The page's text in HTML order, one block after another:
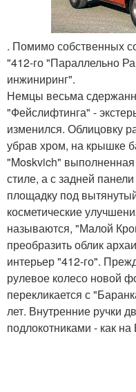
. Помимо собственных
"412-го "Параллельно
инжиниринг".
Немцы весьма
"Фейслифтинга" -
изменился. Облицовку
убрав хром, на крышке
"Moskvich"
стиле, а с задней
площадку под
косметические
называются, "Малой
преобразить облик
интерьер "412-го".
рулевое колесо новой
перекликается с
лет. Внутренние ручки
подлокотниками - как